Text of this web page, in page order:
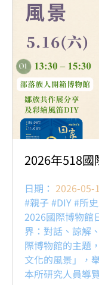
2026年518國
日期： 2026-05-
#親子 #DIY #所
2026國際博物館
界：對話、諒解
際博物館的主題
文化的風景」，
本所研究人員導